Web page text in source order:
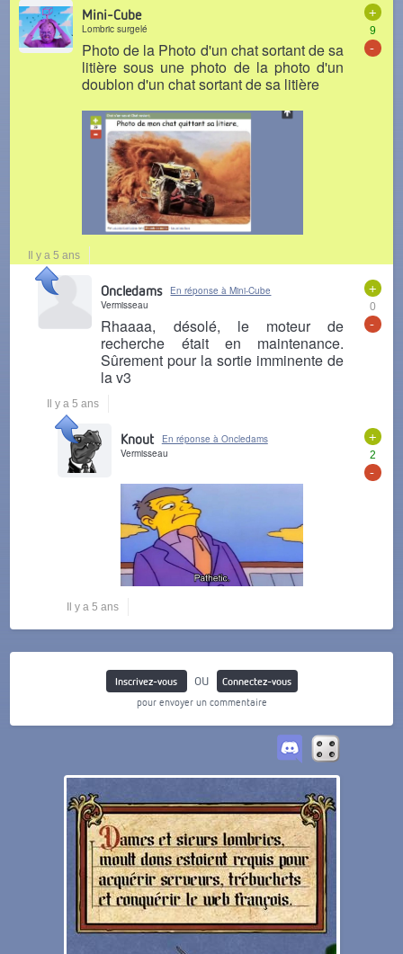
+
9
-
Mini-Cube
Lombric surgelé
Photo de la Photo d'un chat sortant de sa
litière sous une photo de la photo d'un
doublon d'un chat sortant de sa litière
Il y a 5 ans
+
0
-
Oncledams
En réponse à Mini-Cube
Vermisseau
Rhaaaa, désolé, le moteur de
recherche était en maintenance.
Sûrement pour la sortie imminente de
la v3
Il y a 5 ans
+
2
-
Knout
En réponse à Oncledams
Vermisseau
Il y a 5 ans
Inscrivez-vous ou
Connectez-vous
pour envoyer un commentaire